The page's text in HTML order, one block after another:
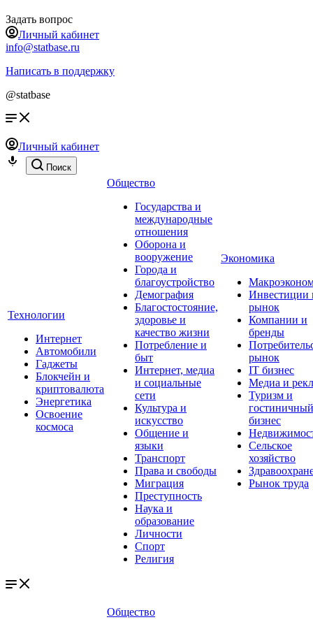
Задать вопрос
Личный кабинет
info@statbase.ru
Написать в поддержку
@statbase
Личный кабинет
Поиск
Технологии
Интернет
Автомобили
Гаджеты
Блокчейн и
криптовалюта
Энергетика
Освоение
космоса
Общество
Государства и
международные
отношения
Оборона и
вооружение
Города и
благоустройство
Демография
Благостостояние,
здоровье и
качество жизни
Потребление и
быт
Интернет, медиа
и социальные
сети
Культура и
искусство
Общение и
языки
Транспорт
Права и свободы
Миграция
Преступность
Наука и
образование
Личности
Спорт
Религия
Экономика
Инвестиции
рынок
Компании и
бренды
рынок
IT бизнес
Медиа и
Туризм и
гостиничный
бизнес
Сельское
хозяйство
Рынок труда
Общество